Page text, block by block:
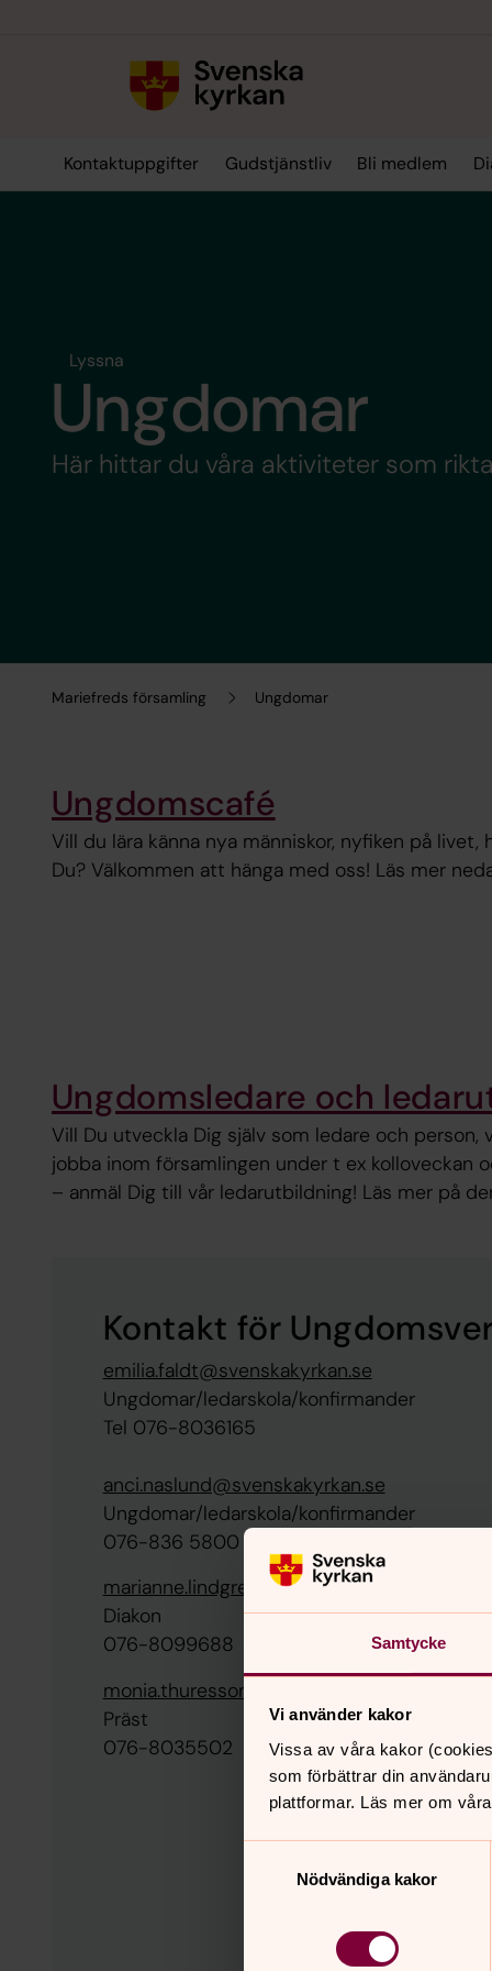
Samtycke
Vi använder kakor
Vissa av våra kakor
som förbättrar din
plattformar. Läs mer om
Nödvändiga kakor
Kontaktuppgifter Gudstjänstliv Bli medlem
Mariefreds församling Ungdomar
Lyssna
Ungdomar
Här hittar du våra aktiviteter som
Ungdomscafé
Vill du lära känna nya människor, nyfiken på livet,
Du? Välkommen att hänga med oss! Läs mer
Ungdomsledare och
Vill Du utveckla Dig själv som ledare och person,
jobba inom församlingen under t ex kolloveckan
– anmäl Dig till vår ledarutbildning! Läs mer på
Kontakt för
emilia.faldt@svenskakyrkan.se
Ungdomar/ledarskola/konfirmander
Tel 076-8036165
anci.naslund@svenskakyrkan.se
Ungdomar/ledarskola/konfirmander
076-836 5800
marianne.lindgren@svenskakyrkan.se
Diakon
076-8099688
monia.thuresson@svenskakyrkan.se
Präst
076-8035502